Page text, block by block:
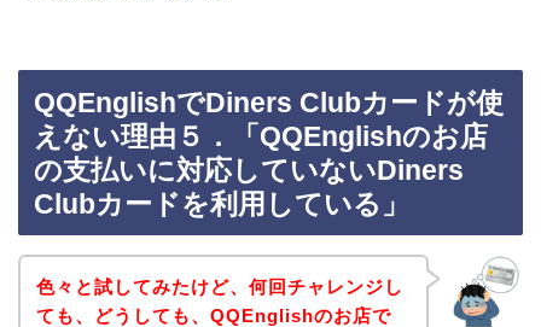
QQEnglishでDiners Clubカードが使
えない理由５．「QQEnglishのお店
の支払いに対応していないDiners
Clubカードを利用している」
色々と試してみたけど、何回チャレンジし
ても、どうしても、QQEnglishのお店で